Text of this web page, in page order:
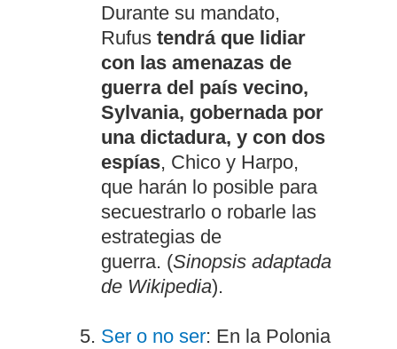
Durante su mandato,
Rufus tendrá que lidiar
con las amenazas de
guerra del país vecino,
Sylvania, gobernada por
una dictadura, y con dos
espías, Chico y Harpo,
que harán lo posible para
secuestrarlo o robarle las
estrategias de
guerra. (Sinopsis adaptada
de Wikipedia).
Ser o no ser: En la Polonia